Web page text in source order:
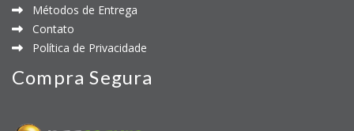
Métodos de Entrega
Contato
Política de Privacidade
Compra Segura